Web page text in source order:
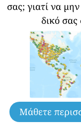
σας; γιατί να
δικό
Μάθετε